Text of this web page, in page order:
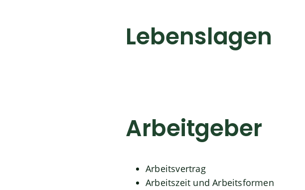
Lebenslagen
Arbeitgeber
Arbeitsvertrag
Arbeitszeit und Arbeitsformen